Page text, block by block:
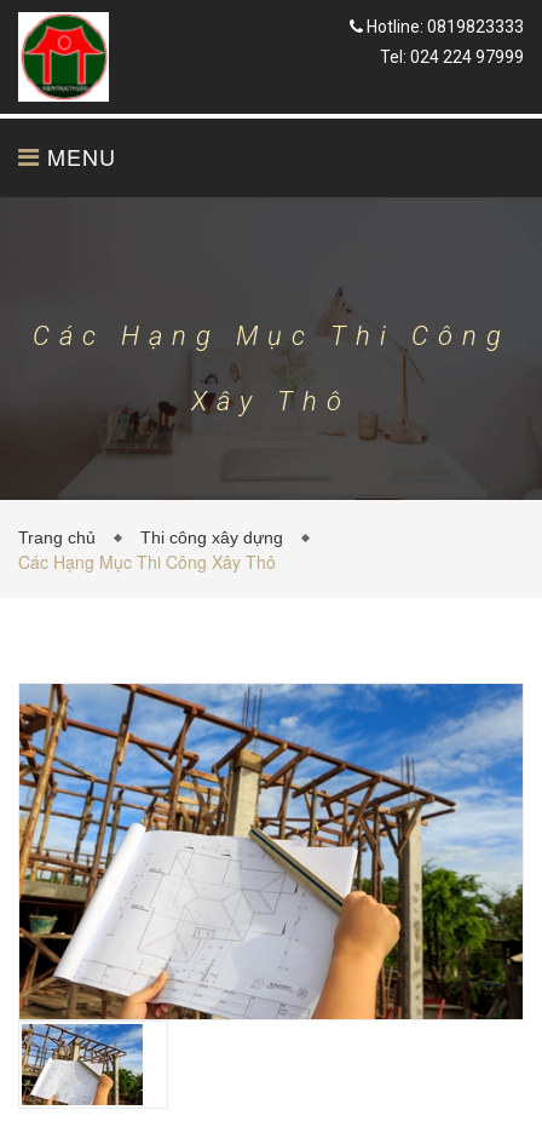
Hotline: 0819823333
Tel: 024 224 97999
MENU
THIẾT KẾ
BÁO GIÁ TUYỂN DỤNG LIÊN HỆ
Các Hạng Mục Thi Công
Xây Thô
Trang chủ Thi công xây dựng
Các Hạng Mục Thi Công Xây Thô